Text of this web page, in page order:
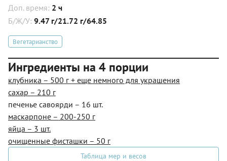
Доп. время: 2 ч
Б/Ж/У: 9.47 г/21.72 г/64.85
Вегетарианство
Ингредиенты на 4 порции
клубника – 500 г + еще немного для украшения
сахар – 210 г
печенье савоярди – 16 шт.
маскарпоне – 200-250 г
яйца – 3 шт.
очищенные фисташки – 50 г
Таблица мер и весов